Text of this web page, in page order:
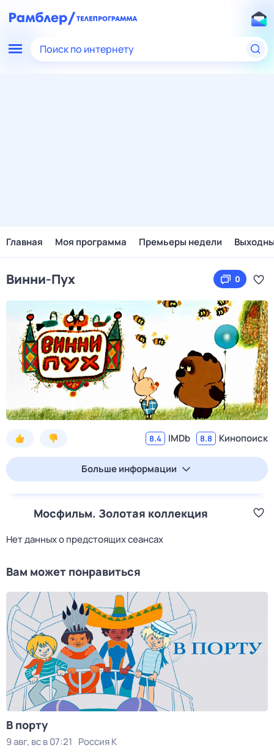
Поиск по интернету
Главная Моя программа Премьеры недели
Винни-Пух 0
8.4 IMDb 8.8 Кинопоиск
Больше информации
Мосфильм. Золотая коллекция
Нет данных о предстоящих сеансах
Вам может понравиться
В порту
9 авг, вс в 07:21 Россия К